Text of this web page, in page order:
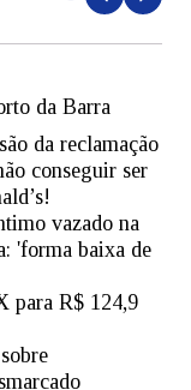
da Barra
da reclamação
conseguir ser
vazado na
'forma baixa de
para R$ 124,9